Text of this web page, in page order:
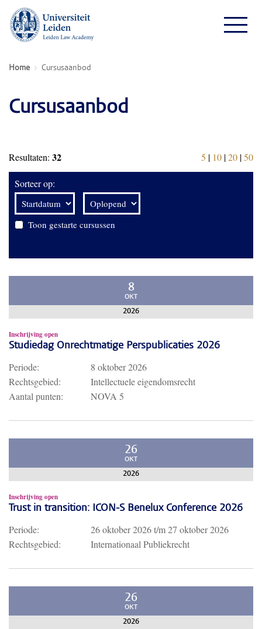
Home Cursusaanbod
Cursusaanbod
Resultaten: 32 5 | 10 |20 |50
Sorteer op:
Toon gestarte cursussen
8
OKT
2026
Inschrijving open
Studiedag Onrechtmatige Perspublicaties 2026
Periode:
8 oktober 2026
Rechtsgebied:
Intellectuele eigendomsrecht
Aantal punten:
NOVA 5
26
OKT
2026
Inschrijving open
Trust in transition: ICON-S Benelux Conference 2026
Periode: 26 oktober 2026t/m27 oktober 2026
Rechtsgebied:
Internationaal Publiekrecht
26
OKT
2026